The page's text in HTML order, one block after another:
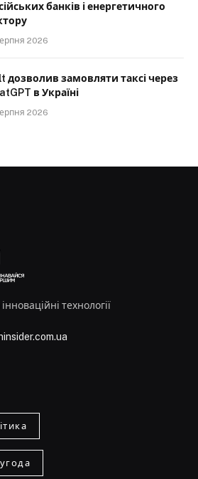
банків і енергетичного
2026
дозволив замовляти таксі через
в Україні
2026
технології